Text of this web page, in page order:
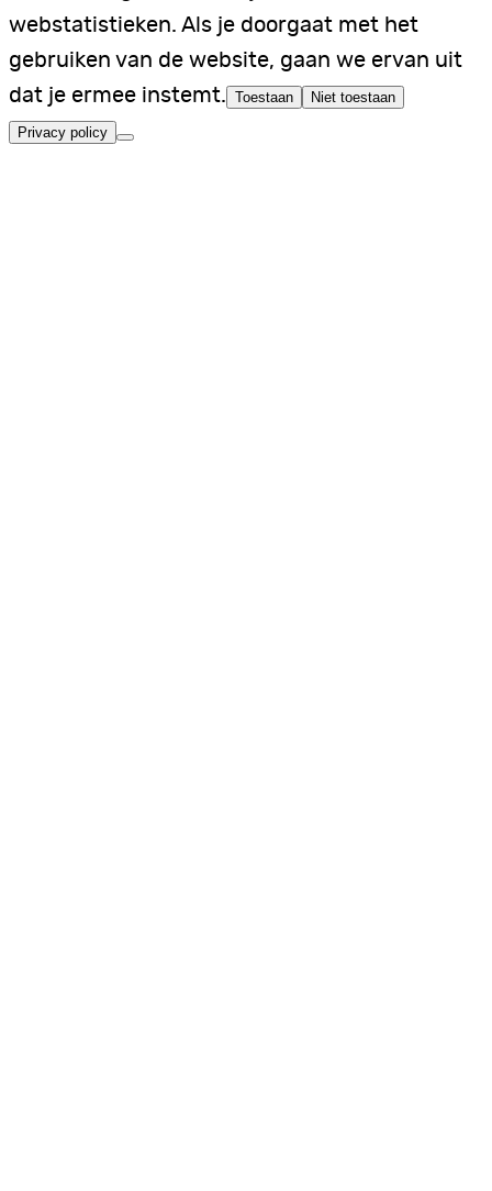
webstatistieken. Als je doorgaat met het
gebruiken van de website, gaan we ervan uit
dat je ermee instemt. Toestaan Niet toestaan
Privacy policy